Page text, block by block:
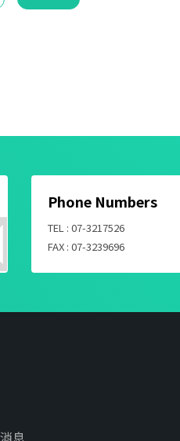
Phone Numbers
TEL : 07-3217526
FAX : 07-3239696
息